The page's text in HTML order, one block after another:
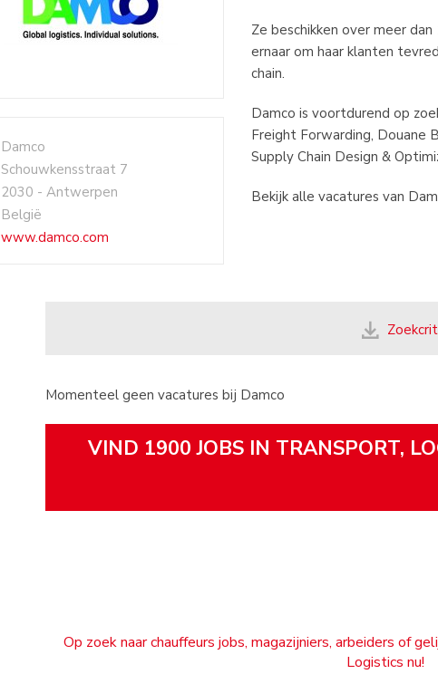
Damco
Schouwkensstraat 7
2030 - Antwerpen
België
www.damco.com
Ze beschikken over meer
ernaar om haar klanten
chain.
Damco is voortdurend op
Freight Forwarding, Douane
Supply Chain Design &
Bekijk alle vacatures van
Momenteel geen vacatures bij Damco
VIND 1900 JOBS IN TRANSPORT,
Op zoek naar chauffeurs jobs, magazijniers, arbeiders of
Logistics nu!